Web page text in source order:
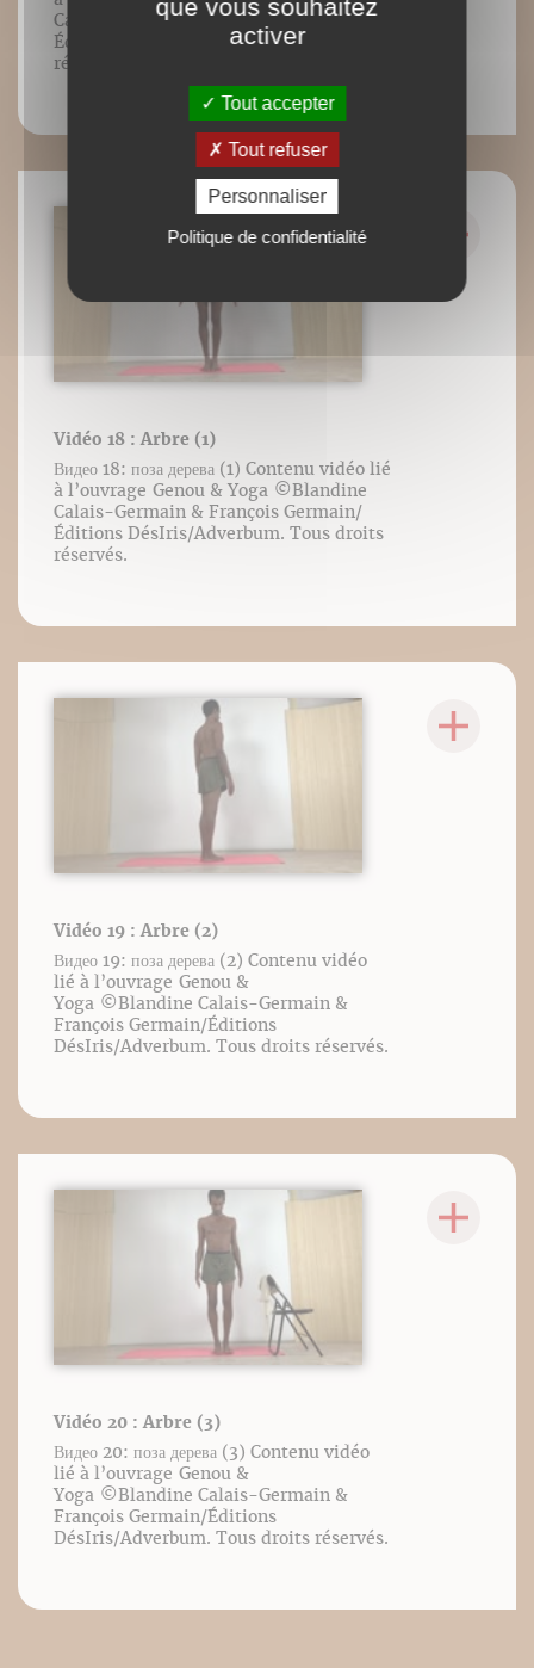
Calais-Germain & François Germain/
Éditions DésIris/Adverbum. Tous droits
réservés.
Vidéo 18 : Arbre (1)
Видео 18: поза дерева (1) Contenu vidéo lié
à l’ouvrage Genou & Yoga ©️Blandine
Calais-Germain & François Germain/
Éditions DésIris/Adverbum. Tous droits
réservés.
Vidéo 19 : Arbre (2)
Видео 19: поза дерева (2) Contenu vidéo
lié à l’ouvrage Genou &
Yoga ©️Blandine Calais-Germain &
François Germain/Éditions
DésIris/Adverbum. Tous droits réservés.
Vidéo 20 : Arbre (3)
Видео 20: поза дерева (3) Contenu vidéo
lié à l’ouvrage Genou &
Yoga ©️Blandine Calais-Germain &
François Germain/Éditions
DésIris/Adverbum. Tous droits réservés.
que vous souhaitez
activer
Tout accepter
Tout refuser
Personnaliser
Politique de confidentialité